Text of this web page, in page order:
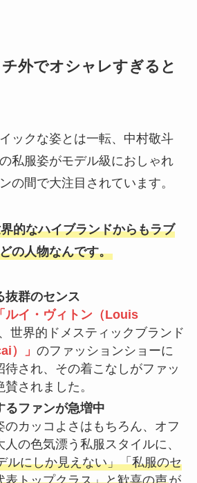
外でオシャレすぎると
ックな姿とは一転、中村敬斗
私服姿がモデル級におしゃれ
の間で大注目されています。
的なハイブランドからもラブ
の人物なんです。
抜群のセンス
「ルイ・ヴィトン（Louis
世界的ドメスティックブランド
）」 のファッションショーに
待され、その着こなしがファッ
されました。
るファンが急増中
のカッコよさはもちろん、オフ
の色気漂う私服スタイルに、
ルにしか見えない」「私服のセ
表トップクラス」と歓喜の声が